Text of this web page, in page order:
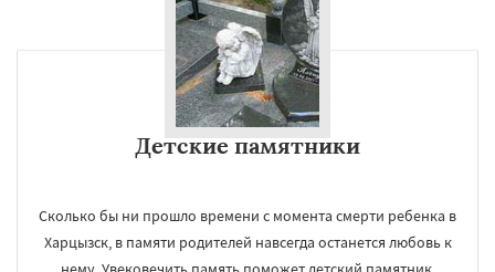
Детские памятники
Сколько бы ни прошло времени с момента смерти ребенка в
Харцызск, в памяти родителей навсегда останется любовь к